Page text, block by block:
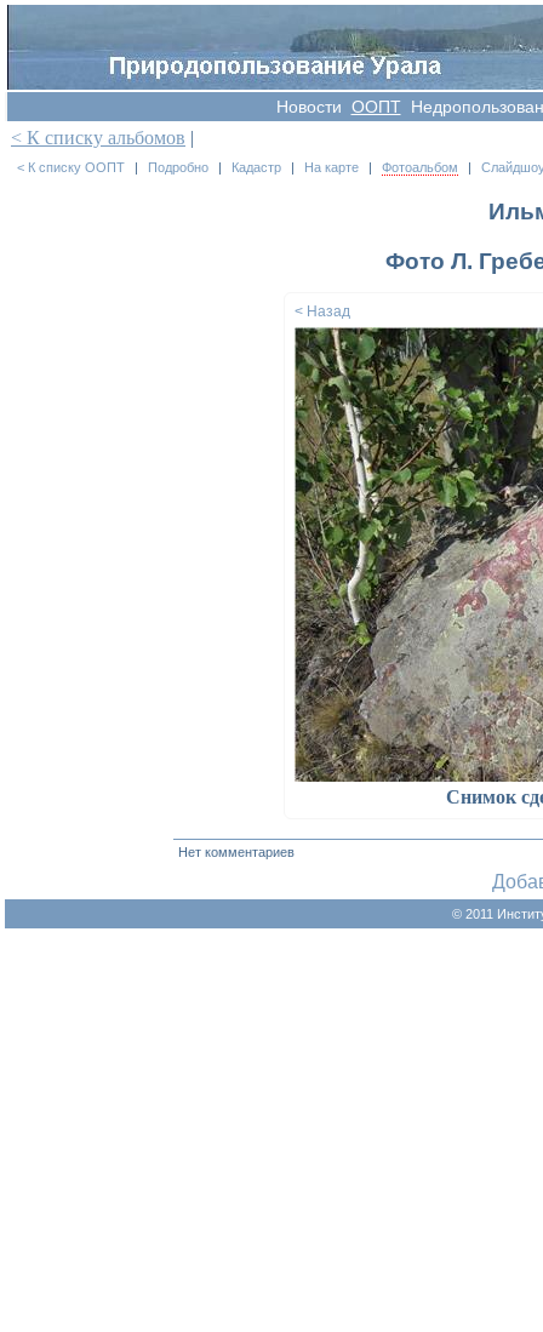
Новости OOПT
< К списку альбомов |
< К списку ООПТ | Подробно | Кадастр | На карте | Фотоальбом |
Фото Л.
< Назад
Снимок
Нет комментариев
© 2011